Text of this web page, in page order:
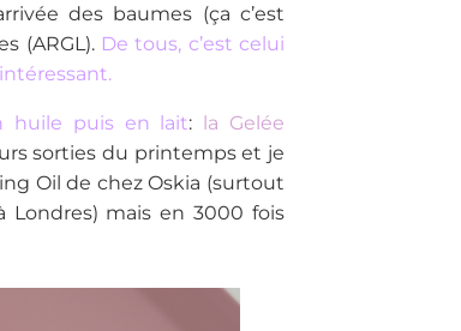
des baumes (ça c’est
(ARGL). De tous, c’est celui
huile puis en lait: la Gelée
sorties du printemps et je
Oil de chez Oskia (surtout
Londres) mais en 3000 fois